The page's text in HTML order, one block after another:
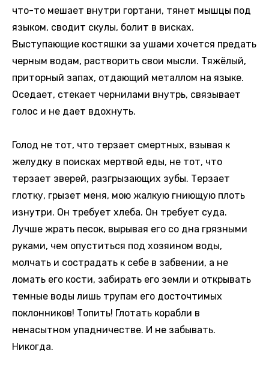
что-то мешает внутри гортани, тянет мышцы под
языком, сводит скулы, болит в висках.
Выступающие костяшки за ушами хочется предать
черным водам, растворить свои мысли. Тяжёлый,
приторный запах, отдающий металлом на языке.
Оседает, стекает чернилами внутрь, связывает
голос и не дает вдохнуть.
Голод не тот, что терзает смертных, взывая к
желудку в поисках мертвой еды, не тот, что
терзает зверей, разгрызающих зубы. Терзает
глотку, грызет меня, мою жалкую гниющую плоть
изнутри. Он требует хлеба. Он требует суда.
Лучше жрать песок, вырывая его со дна грязными
руками, чем опуститься под хозяином воды,
молчать и сострадать к себе в забвении, а не
ломать его кости, забирать его земли и открывать
темные воды лишь трупам его досточтимых
поклонников! Топить! Глотать корабли в
ненасытном упадничестве. И не забывать.
Никогда.